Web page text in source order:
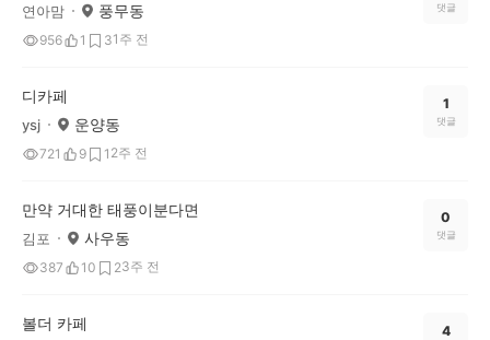
연아맘 풍무동
956 1 31주 전
댓글
디카페
ysj 운양동
721 9 1 2주 전
1
댓글
만약 거대한 태풍이분다면
김포 사우동
387 10 23주 전
0
댓글
볼더 카페 4